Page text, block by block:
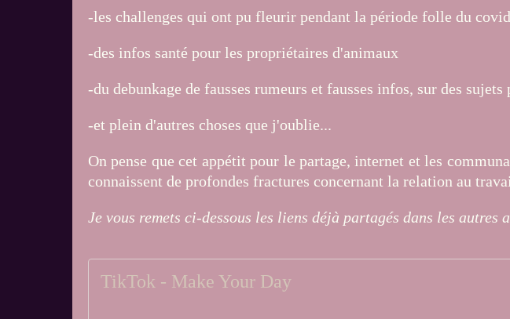
-les challenges qui ont pu fleurir pendant la période folle du
-des infos santé pour les propriétaires d'animaux
-du debunkage de fausses rumeurs et fausses infos, sur des
-et plein d'autres choses que j'oublie...
On pense que cet appétit pour le partage, internet et les
connaissent de profondes fractures concernant la relation au
Je vous remets ci-dessous les liens déjà partagés dans les
TikTok - Make Your Day